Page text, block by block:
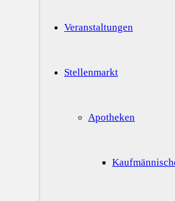
Veranstaltungen
Stellenmarkt
Apotheken